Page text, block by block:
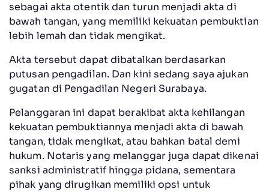
sebagai akta otentik dan turun menjadi akta di
bawah tangan, yang memiliki kekuatan pembuktian
lebih lemah dan tidak mengikat.
Akta tersebut dapat dibatalkan berdasarkan
putusan pengadilan. Dan kini sedang saya ajukan
gugatan di Pengadilan Negeri Surabaya.
Pelanggaran ini dapat berakibat akta kehilangan
kekuatan pembuktiannya menjadi akta di bawah
tangan, tidak mengikat, atau bahkan batal demi
hukum. Notaris yang melanggar juga dapat dikenai
sanksi administratif hingga pidana, sementara
pihak yang dirugikan memiliki opsi untuk